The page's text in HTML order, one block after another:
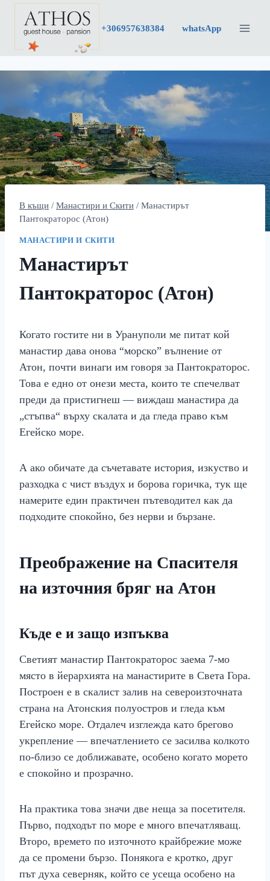
Към
съдържанието
+306957638384 whatsApp
В къщи / Манастири и Скити / Манастирът
Пантократорос (Атон)
МАНАСТИРИ И СКИТИ
Манастирът
Пантократорос (Атон)
Когато гостите ни в Урануполи ме питат кой
манастир дава онова “морско” вълнение от
Атон, почти винаги им говоря за Пантократорос.
Това е едно от онези места, които те спечелват
преди да пристигнеш — виждаш манастира да
„стъпва“ върху скалата и да гледа право към
Егейско море.
А ако обичате да съчетавате история, изкуство и
разходка с чист въздух и борова горичка, тук ще
намерите един практичен пътеводител как да
подходите спокойно, без нерви и бързане.
Преображение на Спасителя
на източния бряг на Атон
Къде е и защо изпъква
Светият манастир Пантократорос заема 7-мо
място в йерархията на манастирите в Света Гора.
Построен е в скалист залив на североизточната
страна на Атонския полуостров и гледа към
Егейско море. Отдалеч изглежда като брегово
укрепление — впечатлението се засилва колкото
по-близо се доближавате, особено когато морето
е спокойно и прозрачно.
На практика това значи две неща за посетителя.
Първо, подходът по море е много впечатляващ.
Второ, времето по източното крайбрежие може
да се промени бързо. Понякога е кротко, друг
път духа северняк, който се усеща особено на